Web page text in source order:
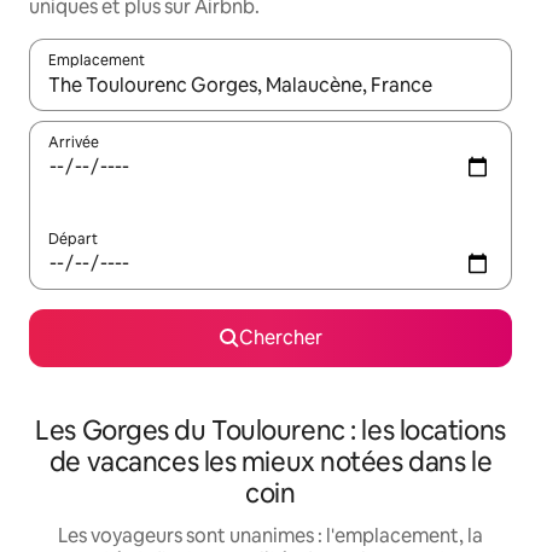
uniques et plus sur Airbnb.
Emplacement
Quand les résultats sont affichés, parcourez-les en utilisant
Arrivée
Départ
Chercher
Les Gorges du Toulourenc : les locations
de vacances les mieux notées dans le
coin
Les voyageurs sont unanimes : l'emplacement, la